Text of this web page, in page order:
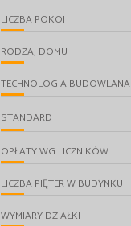
LICZBA POKOI
RODZAJ DOMU
TECHNOLOGIA BUDOWLANA
STANDARD
OPŁATY WG LICZNIKÓW
LICZBA PIĘTER W BUDYNKU
WYMIARY DZIAŁKI